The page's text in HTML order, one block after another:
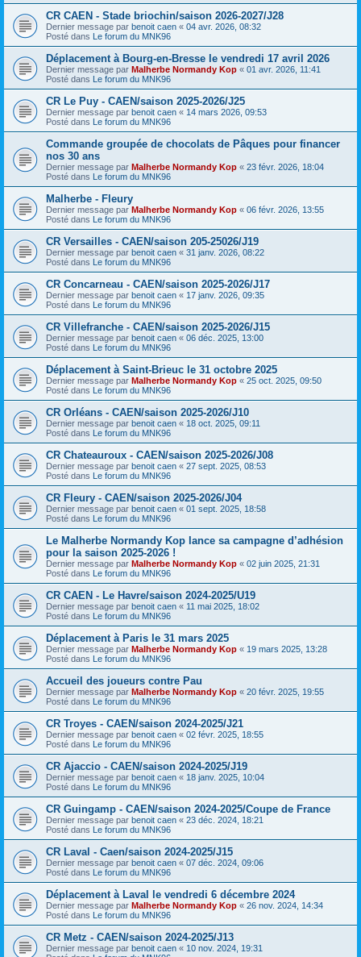
CR CAEN - Stade briochin/saison 2026-2027/J28
Dernier message par benoit caen « 04 avr. 2026, 08:32
Posté dans Le forum du MNK96
Déplacement à Bourg-en-Bresse le vendredi 17 avril 2026
Dernier message par Malherbe Normandy Kop « 01 avr. 2026, 11:41
Posté dans Le forum du MNK96
CR Le Puy - CAEN/saison 2025-2026/J25
Dernier message par benoit caen « 14 mars 2026, 09:53
Posté dans Le forum du MNK96
Commande groupée de chocolats de Pâques pour financer
nos 30 ans
Dernier message par Malherbe Normandy Kop « 23 févr. 2026, 18:04
Posté dans Le forum du MNK96
Malherbe - Fleury
Dernier message par Malherbe Normandy Kop « 06 févr. 2026, 13:55
Posté dans Le forum du MNK96
CR Versailles - CAEN/saison 205-25026/J19
Dernier message par benoit caen « 31 janv. 2026, 08:22
Posté dans Le forum du MNK96
CR Concarneau - CAEN/saison 2025-2026/J17
Dernier message par benoit caen « 17 janv. 2026, 09:35
Posté dans Le forum du MNK96
CR Villefranche - CAEN/saison 2025-2026/J15
Dernier message par benoit caen « 06 déc. 2025, 13:00
Posté dans Le forum du MNK96
Déplacement à Saint-Brieuc le 31 octobre 2025
Dernier message par Malherbe Normandy Kop « 25 oct. 2025, 09:50
Posté dans Le forum du MNK96
CR Orléans - CAEN/saison 2025-2026/J10
Dernier message par benoit caen « 18 oct. 2025, 09:11
Posté dans Le forum du MNK96
CR Chateauroux - CAEN/saison 2025-2026/J08
Dernier message par benoit caen « 27 sept. 2025, 08:53
Posté dans Le forum du MNK96
CR Fleury - CAEN/saison 2025-2026/J04
Dernier message par benoit caen « 01 sept. 2025, 18:58
Posté dans Le forum du MNK96
Le Malherbe Normandy Kop lance sa campagne d’adhésion
pour la saison 2025-2026 !
Dernier message par Malherbe Normandy Kop « 02 juin 2025, 21:31
Posté dans Le forum du MNK96
CR CAEN - Le Havre/saison 2024-2025/U19
Dernier message par benoit caen « 11 mai 2025, 18:02
Posté dans Le forum du MNK96
Déplacement à Paris le 31 mars 2025
Dernier message par Malherbe Normandy Kop « 19 mars 2025, 13:28
Posté dans Le forum du MNK96
Accueil des joueurs contre Pau
Dernier message par Malherbe Normandy Kop « 20 févr. 2025, 19:55
Posté dans Le forum du MNK96
CR Troyes - CAEN/saison 2024-2025/J21
Dernier message par benoit caen « 02 févr. 2025, 18:55
Posté dans Le forum du MNK96
CR Ajaccio - CAEN/saison 2024-2025/J19
Dernier message par benoit caen « 18 janv. 2025, 10:04
Posté dans Le forum du MNK96
CR Guingamp - CAEN/saison 2024-2025/Coupe de France
Dernier message par benoit caen « 23 déc. 2024, 18:21
Posté dans Le forum du MNK96
CR Laval - Caen/saison 2024-2025/J15
Dernier message par benoit caen « 07 déc. 2024, 09:06
Posté dans Le forum du MNK96
Déplacement à Laval le vendredi 6 décembre 2024
Dernier message par Malherbe Normandy Kop « 26 nov. 2024, 14:34
Posté dans Le forum du MNK96
CR Metz - CAEN/saison 2024-2025/J13
Dernier message par benoit caen « 10 nov. 2024, 19:31